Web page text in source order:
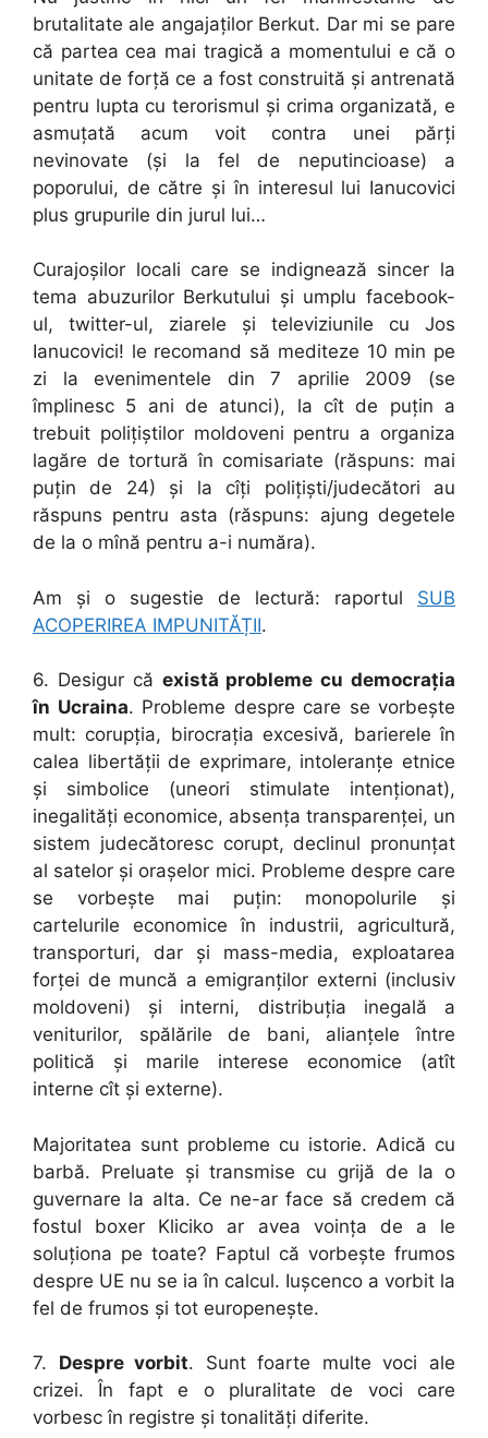
brutalitate ale angajaților Berkut. Dar mi se pare
că partea cea mai tragică a momentului e că o
unitate de forță ce a fost construită și antrenată
pentru lupta cu terorismul și crima organizată, e
asmuțată acum voit contra unei părți
nevinovate (și la fel de neputincioase) a
poporului, de către și în interesul lui Ianucovici
plus grupurile din jurul lui…
Curajoșilor locali care se indignează sincer la
tema abuzurilor Berkutului și umplu facebook-
ul, twitter-ul, ziarele și televiziunile cu Jos
Ianucovici! le recomand să mediteze 10 min pe
zi la evenimentele din 7 aprilie 2009 (se
împlinesc 5 ani de atunci), la cît de puțin a
trebuit polițiștilor moldoveni pentru a organiza
lagăre de tortură în comisariate (răspuns: mai
puțin de 24) și la cîți polițiști/judecători au
răspuns pentru asta (răspuns: ajung degetele
de la o mînă pentru a-i număra).
Am și o sugestie de lectură: raportul SUB
ACOPERIREA IMPUNITĂȚII.
6. Desigur că există probleme cu democrația
în Ucraina. Probleme despre care se vorbește
mult: corupția, birocrația excesivă, barierele în
calea libertății de exprimare, intoleranțe etnice
și simbolice (uneori stimulate intenționat),
inegalități economice, absența transparenței, un
sistem judecătoresc corupt, declinul pronunțat
al satelor și orașelor mici. Probleme despre care
se vorbește mai puțin: monopolurile și
cartelurile economice în industrii, agricultură,
transporturi, dar și mass-media, exploatarea
forței de muncă a emigranților externi (inclusiv
moldoveni) și interni, distribuția inegală a
veniturilor, spălările de bani, alianțele între
politică și marile interese economice (atît
interne cît și externe).
Majoritatea sunt probleme cu istorie. Adică cu
barbă. Preluate și transmise cu grijă de la o
guvernare la alta. Ce ne-ar face să credem că
fostul boxer Kliciko ar avea voința de a le
soluționa pe toate? Faptul că vorbește frumos
despre UE nu se ia în calcul. Iușcenco a vorbit la
fel de frumos și tot europenește.
7. Despre vorbit. Sunt foarte multe voci ale
crizei. În fapt e o pluralitate de voci care
vorbesc în registre și tonalități diferite.